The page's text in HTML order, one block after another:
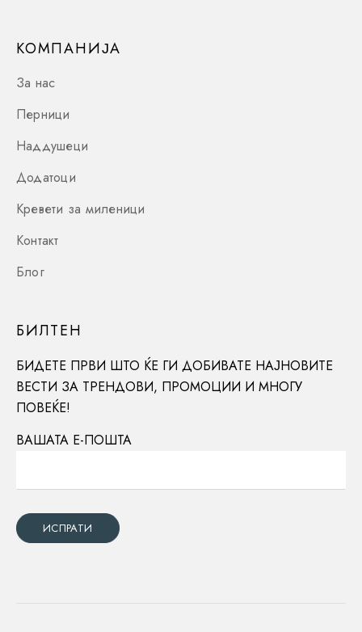
КОМПАНИЈА
За нас
Перници
Наддушеци
Додатоци
Кревети за миленици
Контакт
Блог
БИЛТЕН
БИДЕТЕ ПРВИ ШТО ЌЕ ГИ ДОБИВАТЕ НАЈНОВИТЕ
ВЕСТИ ЗА ТРЕНДОВИ, ПРОМОЦИИ И МНОГУ
ПОВЕЌЕ!
ВАШАТА Е-ПОШТА